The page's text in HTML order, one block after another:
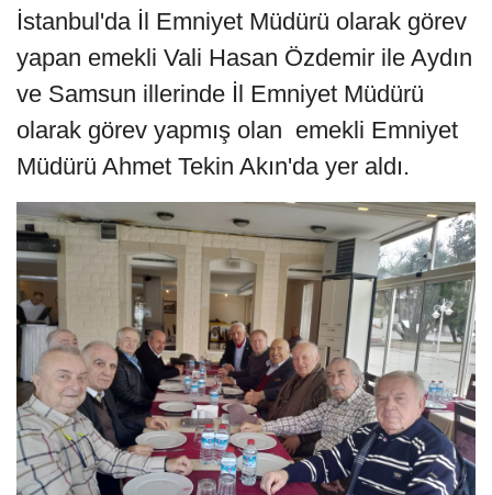
İstanbul'da İl Emniyet Müdürü olarak görev
yapan emekli Vali Hasan Özdemir ile Aydın
ve Samsun illerinde İl Emniyet Müdürü
olarak görev yapmış olan emekli Emniyet
Müdürü Ahmet Tekin Akın'da yer aldı.